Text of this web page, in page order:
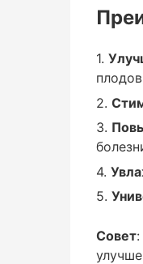
:
Совет: